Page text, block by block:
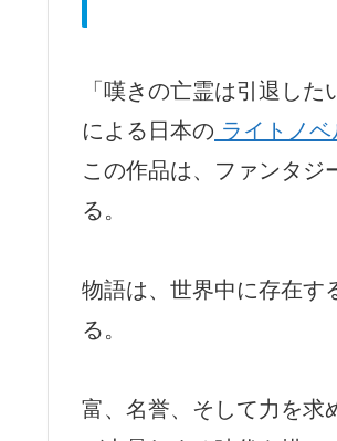
「嘆きの亡霊は引退し
による日本の ライトノベ
この作品は、ファンタジ
る。
物語は、世界中に存在す
る。
富、名誉、そして力を求